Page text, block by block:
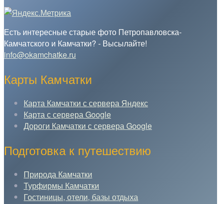
Есть интересные старые фото Петропавловска-
Камчатского и Камчатки? - Высылайте!
info@okamchatke.ru
Карты Камчатки
Карта Камчатки с сервера Яндекс
Карта с сервера Google
Дороги Камчатки с сервера Google
Подготовка к путешествию
Природа Камчатки
Турфирмы Камчатки
Гостиницы, отели, базы отдыха